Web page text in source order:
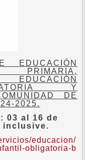
PRIMARIA,
EDUCACIÓN
Y
DE
2025.
03 al 16 de
inclusive.
educacion/
obligatoria-b